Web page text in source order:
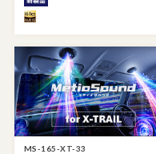
MS-165-XT-33